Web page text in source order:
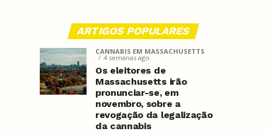
ARTIGOS POPULARES
CANNABIS EM MASSACHUSETTS
4 semanas ago
Os eleitores de
Massachusetts irão
pronunciar-se, em
novembro, sobre a
revogação da legalização
da cannabis